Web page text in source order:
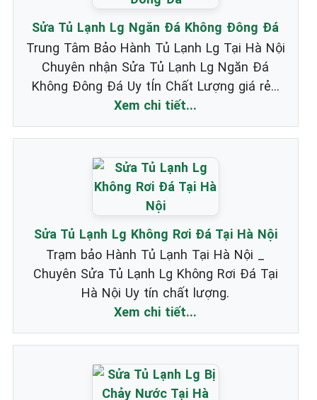
Sửa Tủ Lạnh Lg Ngăn Đá Không Đông Đá
Trung Tâm Bảo Hành Tủ Lạnh Lg Tại Hà Nội
Chuyên nhận Sửa Tủ Lạnh Lg Ngăn Đá
Không Đông Đá Uy tÍn Chất Lượng giá rẻ...
Xem chi tiết...
Sửa Tủ Lạnh Lg Không Rơi Đá Tại Hà Nội
Trạm bảo Hành Tủ Lạnh Tại Hà Nội _
Chuyên Sửa Tủ Lạnh Lg Không Rơi Đá Tại
Hà Nội Uy tín chất lượng.
Xem chi tiết...